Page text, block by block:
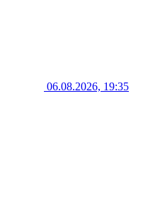
06.08.2026, 19:35